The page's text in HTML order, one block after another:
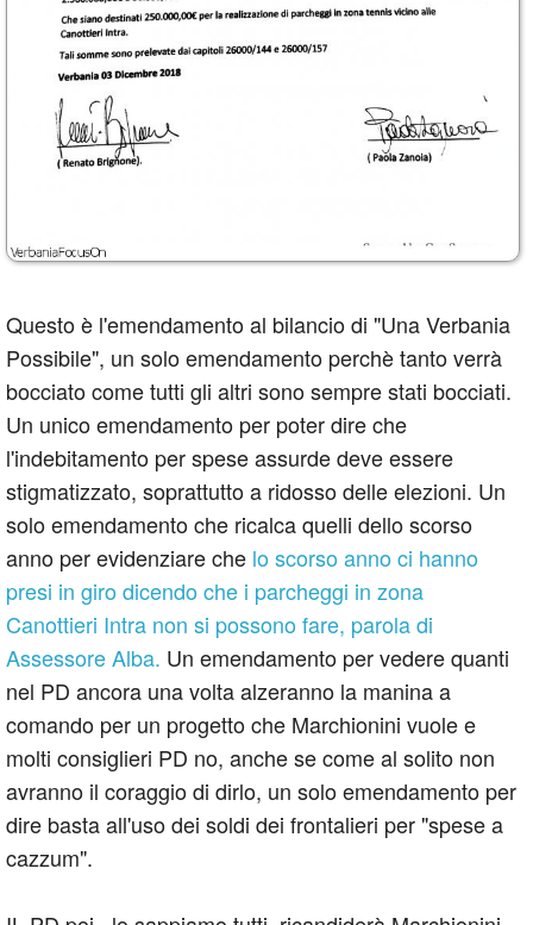
Questo è l'emendamento al bilancio di "Una Verbania
Possibile", un solo emendamento perchè tanto verrà
bocciato come tutti gli altri sono sempre stati bocciati.
Un unico emendamento per poter dire che
l'indebitamento per spese assurde deve essere
stigmatizzato, soprattutto a ridosso delle elezioni. Un
solo emendamento che ricalca quelli dello scorso
anno per evidenziare che lo scorso anno ci hanno
presi in giro dicendo che i parcheggi in zona
Canottieri Intra non si possono fare, parola di
Assessore Alba. Un emendamento per vedere quanti
nel PD ancora una volta alzeranno la manina a
comando per un progetto che Marchionini vuole e
molti consiglieri PD no, anche se come al solito non
avranno il coraggio di dirlo, un solo emendamento per
dire basta all'uso dei soldi dei frontalieri per "spese a
cazzum".